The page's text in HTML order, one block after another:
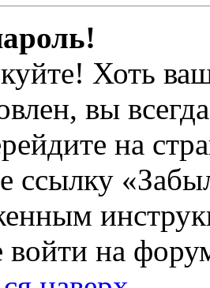
Хоть
вы
на
ссылку
войти на